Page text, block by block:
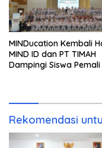
MINDucation Kembali
MIND ID dan PT TIMAH
Dampingi Siswa
Rekomendasi